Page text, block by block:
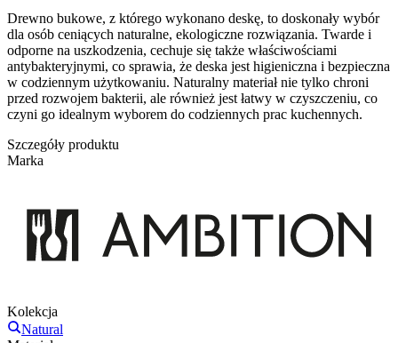
Drewno bukowe, z którego wykonano deskę, to doskonały wybór
dla osób ceniących naturalne, ekologiczne rozwiązania. Twarde i
odporne na uszkodzenia, cechuje się także właściwościami
antybakteryjnymi, co sprawia, że deska jest higieniczna i bezpieczna
w codziennym użytkowaniu. Naturalny materiał nie tylko chroni
przed rozwojem bakterii, ale również jest łatwy w czyszczeniu, co
czyni go idealnym wyborem do codziennych prac kuchennych.
Szczegóły produktu
Marka
Kolekcja
Natural